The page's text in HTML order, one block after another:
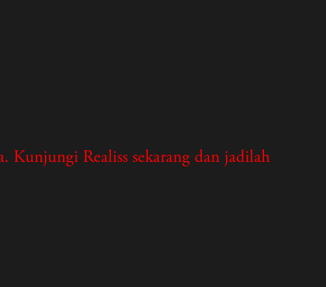
Realiss sekarang dan jadilah